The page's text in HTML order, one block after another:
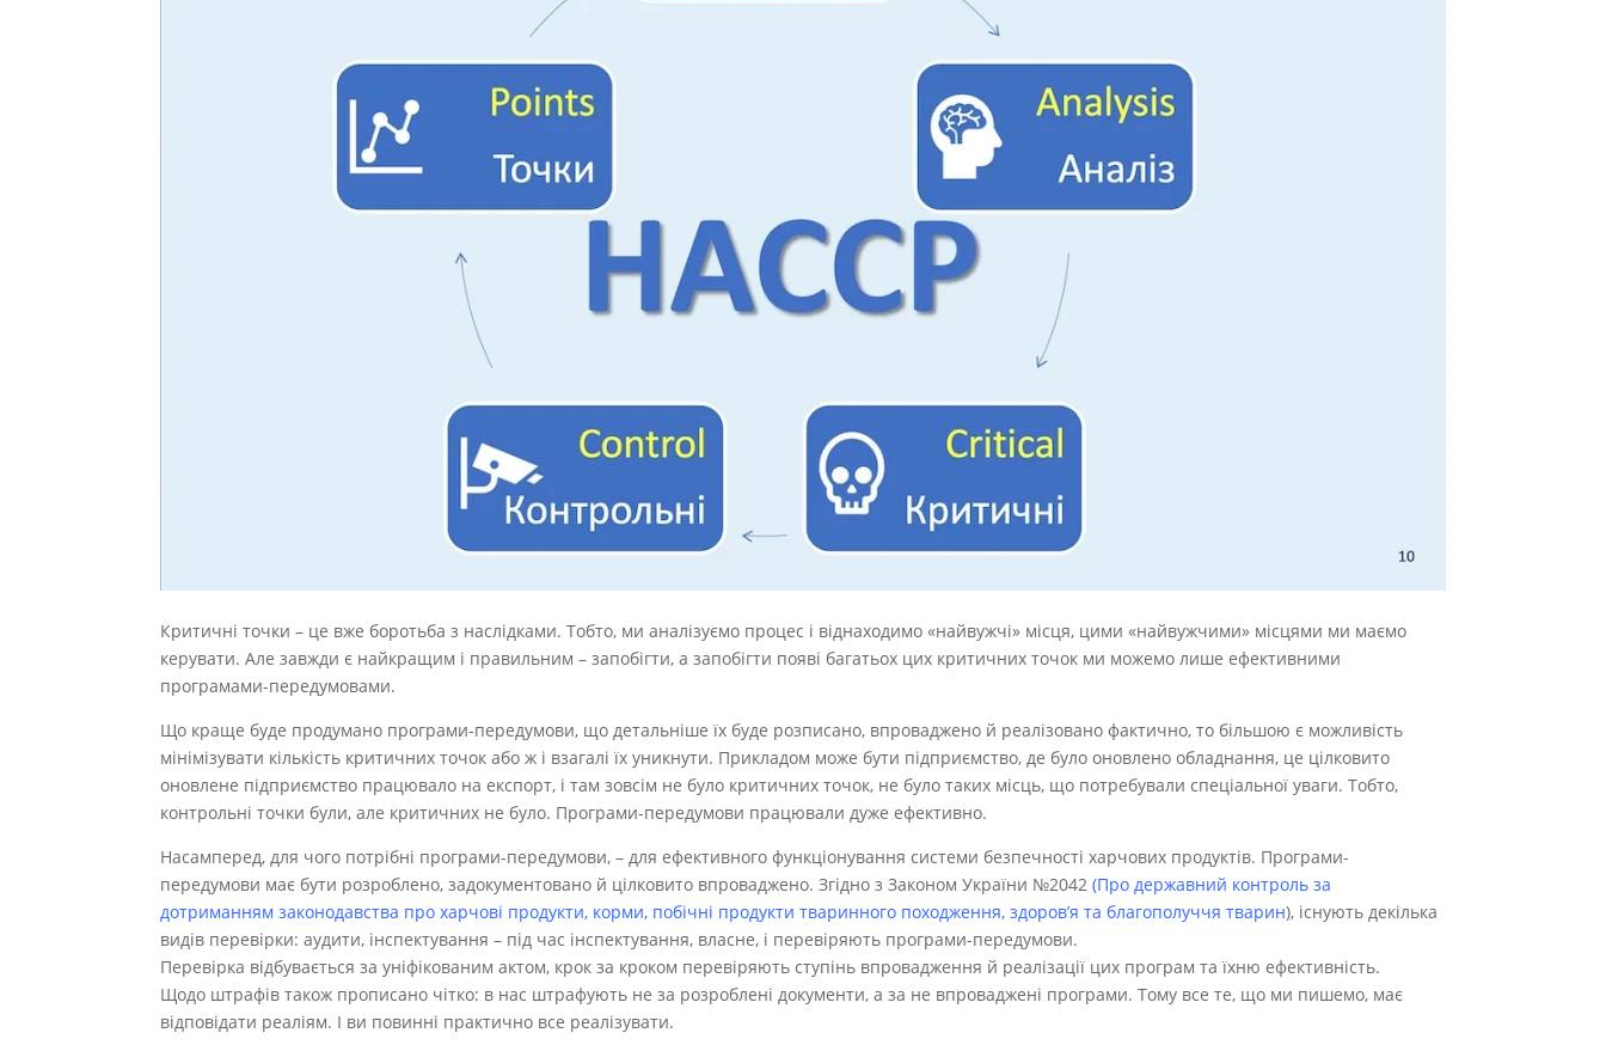
Критичні точки – це вже боротьба з наслідками. Тобто, ми аналізуємо процес і віднаходимо «найвужчі» місця, цими «найвужчими» місцями ми маємо
керувати. Але завжди є найкращим і правильним – запобігти, а запобігти появі багатьох цих критичних точок ми можемо лише ефективними
програмами-передумовами.
Що краще буде продумано програми-передумови, що детальніше їх буде розписано, впроваджено й реалізовано фактично, то більшою є можливість
мінімізувати кількість критичних точок або ж і взагалі їх уникнути. Прикладом може бути підприємство, де було оновлено обладнання, це цілковито
оновлене підприємство працювало на експорт, і там зовсім не було критичних точок, не було таких місць, що потребували спеціальної уваги. Тобто,
контрольні точки були, але критичних не було. Програми-передумови працювали дуже ефективно.
Насамперед, для чого потрібні програми-передумови, – для ефективного функціонування системи безпечності харчових продуктів. Програми-
передумови має бути розроблено, задокументовано й цілковито впроваджено. Згідно з Законом України №2042(Про державний контроль за
дотриманням законодавства про харчові продукти, корми, побічні продукти тваринного походження, здоров’я та благополуччя тварин), існують декілька
видів перевірки: аудити, інспектування – під час інспектування, власне, і перевіряють програми-передумови.
Перевірка відбувається за уніфікованим актом, крок за кроком перевіряють ступінь впровадження й реалізації цих програм та їхню ефективність.
Щодо штрафів також прописано чітко: в нас штрафують не за розроблені документи, а за не впроваджені програми. Тому все те, що ми пишемо, має
відповідати реаліям. І ви повинні практично все реалізувати.